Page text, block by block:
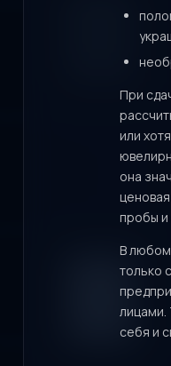
При
или
она
пробы и
В любом
только
лицами.
себя и